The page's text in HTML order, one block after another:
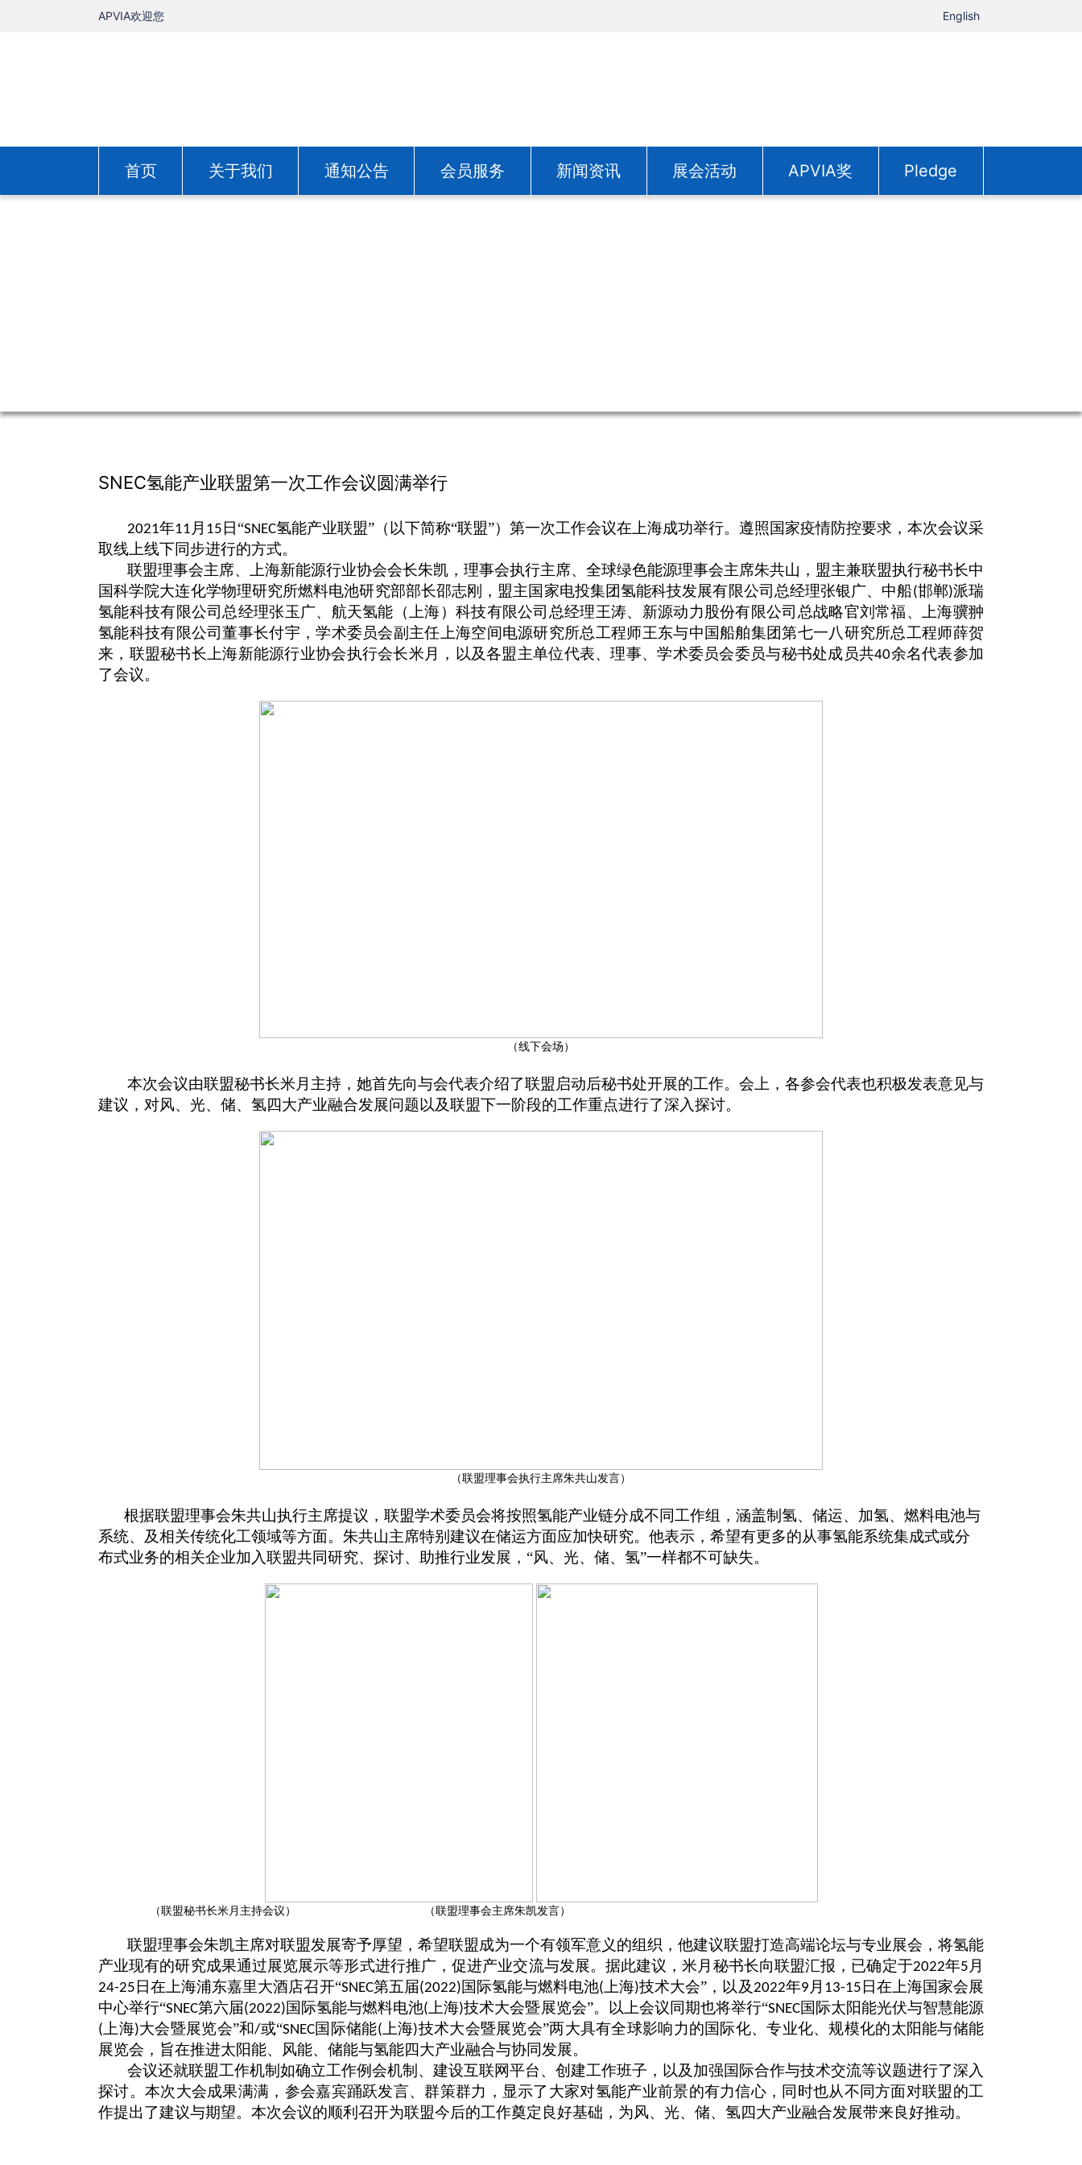
APVIA欢迎您 English
首页 关于我们 通知公告 会员服务 新闻资讯 展会活动 APVIA奖 Pledge
SNEC氢能产业联盟第一次工作会议圆满举行
2021年11 月 15 日“SNEC氢能产业联盟”（以下简称“联盟”）第一次工作会议在上海成功举行。遵照国家疫情防控要求，本次会议采
取线上线下同步进行的方式。
联盟理事会主席、上海新能源行业协会会长朱凯，理事会执行主席、全球绿色能源理事会主席朱共山，盟主兼联盟执行秘书长中
国科学院大连化学物理研究所燃料电池研究部部长邵志刚，盟主国家电投集团氢能科技发展有限公司总经理张银广、中船(邯郸)派瑞
氢能科技有限公司总经理张玉广、航天氢能（上海）科技有限公司总经理王涛、新源动力股份有限公司总战略官刘常福、上海骥翀
氢能科技有限公司董事长付宇，学术委员会副主任上海空间电源研究所总工程师王东与中国船舶集团第七一八研究所总工程师薛贺
来，联盟秘书长上海新能源行业协会执行会长米月，以及各盟主单位代表、理事、学术委员会委员与秘书处成员共40余名代表参加
了会议。
（线下会场）
本次会议由联盟秘书长米月主持，她首先向与会代表介绍了联盟启动后秘书处开展的工作。会上，各参会代表也积极发表意见与
建议，对风、光、储、氢四大产业融合发展问题以及联盟下一阶段的工作重点进行了深入探讨。
（联盟理事会执行主席朱共山发言）
根据联盟理事会朱共山执行主席提议，联盟学术委员会将按照氢能产业链分成不同工作组，涵盖制氢、储运、加氢、燃料电池与
系统、及相关传统化工领域等方面。朱共山主席特别建议在储运方面应加快研究。他表示，希望有更多的从事氢能系统集成式或分
布式业务的相关企业加入联盟共同研究、探讨、助推行业发展，“风、光、储、氢”一样都不可缺失。
（联盟秘书长米月主持会议） （联盟理事会主席朱凯发言）
联盟理事会朱凯主席对联盟发展寄予厚望，希望联盟成为一个有领军意义的组织，他建议联盟打造高端论坛与专业展会，将氢能
产业现有的研究成果通过展览展示等形式进行推广，促进产业交流与发展。据此建议，米月秘书长向联盟汇报，已确定于2022年5 月
24-25 日在上海浦东嘉里大酒店召开“SNEC第五届(2022) 国际氢能与燃料电池( 上海)技术大会”，以及2022年9 月 13-15 日在上海国家会展
中心举行“SNEC第六届(2022) 国际氢能与燃料电池( 上海)技术大会暨展览会”。以上会议同期也将举行“SNEC国际太阳能光伏与智慧能源
( 上海)大会暨展览会”和/或“SNEC国际储能( 上海)技术大会暨展览会”两大具有全球影响力的国际化、专业化、规模化的太阳能与储能
展览会，旨在推进太阳能、风能、储能与氢能四大产业融合与协同发展。
会议还就联盟工作机制如确立工作例会机制、建设互联网平台、创建工作班子，以及加强国际合作与技术交流等议题进行了深入
探讨。本次大会成果满满，参会嘉宾踊跃发言、群策群力，显示了大家对氢能产业前景的有力信心，同时也从不同方面对联盟的工
作提出了建议与期望。本次会议的顺利召开为联盟今后的工作奠定良好基础，为风、光、储、氢四大产业融合发展带来良好推动。